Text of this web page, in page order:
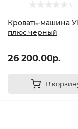
Кровать-машина
плюс черный
26 200.00р.
В